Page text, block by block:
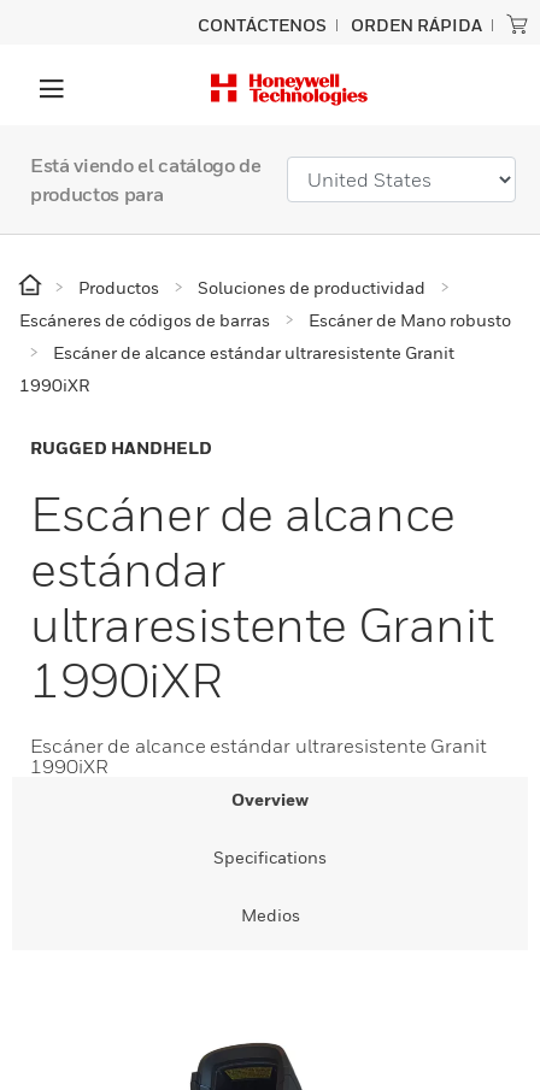
CONTÁCTENOS ORDEN RÁPIDA
Está viendo el catálogo de
productos para
Productos
Soluciones de productividad
Escáneres de códigos de barras
Escáner de Mano robusto
Escáner de alcance estándar ultraresistente Granit
1990iXR
RUGGED HANDHELD
Escáner de alcance
estándar
ultraresistente Granit
1990iXR
Escáner de alcance estándar ultraresistente Granit
1990iXR
Overview
Specifications
Medios